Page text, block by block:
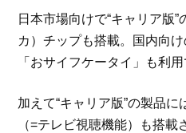
日本市場向けで“キャリア版
カ）チップも搭載。国内向
「おサイフケータイ」も利用
加えて“キャリア版”の製品
（=テレビ視聴機能）も搭載